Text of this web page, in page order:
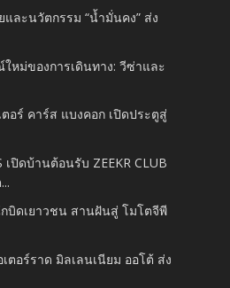
และนวัตกรรม “น้ำมั่นคง” ส่ง
หม่ของการเดินทาง: วีซ่าและ
อร์ คาร์ส แบงคอก เปิดประตูสู่
เปิดบ้านต้อนรับ ZEEKR CLUB
บิดเยาวชน สานฝันสู่ โมโตจีพี
ตอร์ราด มิลเลนเนียม ออโต้ ส่ง